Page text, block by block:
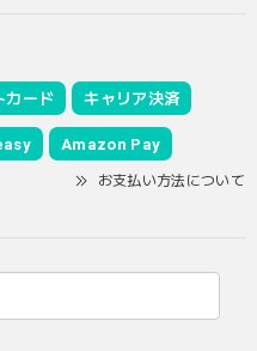
カード キャリア決済
Amazon Pay
お支払い方法について